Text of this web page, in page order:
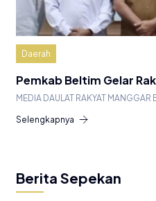
Daerah
Pemkab Beltim Gelar
MEDIA DAULAT RAKYAT MANGGAR
Selengkapnya
Berita Sepekan